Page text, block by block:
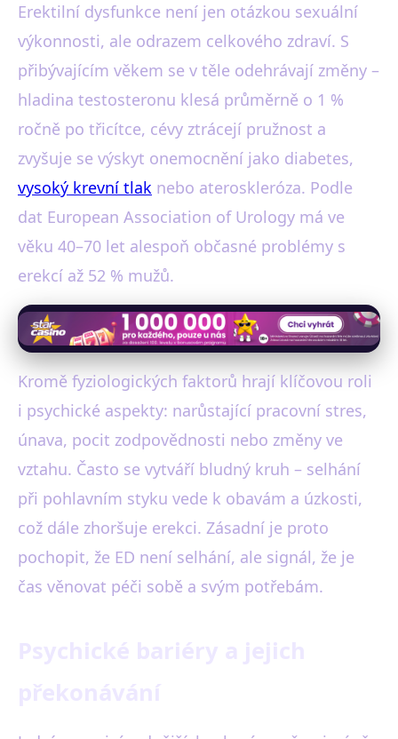
Erektilní dysfunkce není jen otázkou sexuální
výkonnosti, ale odrazem celkového zdraví. S
přibývajícím věkem se v těle odehrávají změny –
hladina testosteronu klesá průměrně o 1 %
ročně po třicítce, cévy ztrácejí pružnost a
zvyšuje se výskyt onemocnění jako diabetes,
vysoký krevní tlak nebo ateroskleróza. Podle
dat European Association of Urology má ve
věku 40–70 let alespoň občasné problémy s
erekcí až 52 % mužů.
Kromě fyziologických faktorů hrají klíčovou roli
i psychické aspekty: narůstající pracovní stres,
únava, pocit zodpovědnosti nebo změny ve
vztahu. Často se vytváří bludný kruh – selhání
při pohlavním styku vede k obavám a úzkosti,
což dále zhoršuje erekci. Zásadní je proto
pochopit, že ED není selhání, ale signál, že je
čas věnovat péči sobě a svým potřebám.